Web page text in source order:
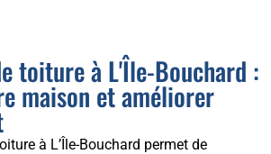
toiture à L'Île-Bouchard :
maison et améliorer
à L’Île-Bouchard permet de